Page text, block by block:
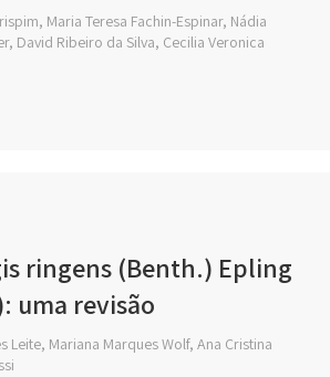
Maria Teresa Fachin-Espinar, Nádia
David Ribeiro da Silva, Cecilia Veronica
ringens (Benth.) Epling
uma revisão
Leite, Mariana Marques Wolf, Ana Cristina